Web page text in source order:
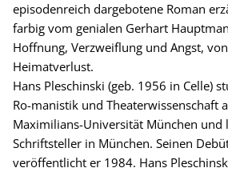
episodenreich dargebotene Roman
farbig vom genialen Gerhart
Hoffnung, Verzweiflung und Angst,
Heimatverlust.
Hans Pleschinski (geb. 1956 in Celle)
Ro-manistik und Theaterwissenschaft
Maximilians-Universität München und
Schriftsteller in München. Seinen
veröffentlicht er 1984. Hans